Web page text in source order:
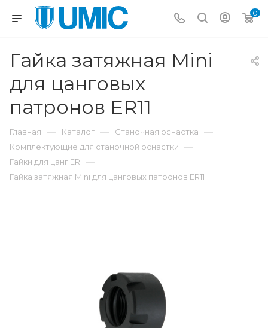
0
Гайка затяжная Mini
для цанговых
патронов ER11
Главная — Каталог — Станочная оснастка —
Комплектующие для станочной оснастки —
Гайки для цанг ER —
Гайка затяжная Mini для цанговых патронов ER11